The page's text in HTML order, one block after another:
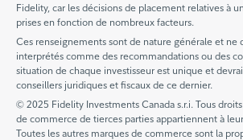
Fidelity, car les décisions de placement relatives à
prises en fonction de nombreux facteurs.
Ces renseignements sont de nature générale et ne
interprétés comme des recommandations ou des
situation de chaque investisseur est unique et
conseillers juridiques et fiscaux de ce dernier.
© 2025 Fidelity Investments Canada s.r.i. Tous
de commerce de tierces parties appartiennent à
Toutes les autres marques de commerce sont la